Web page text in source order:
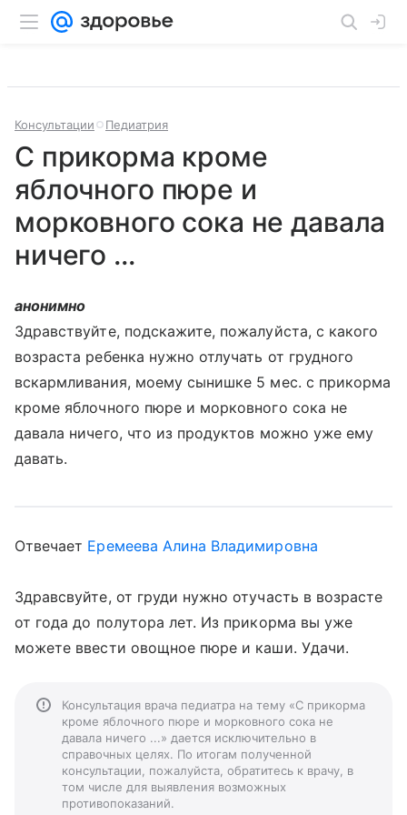
Консультации Педиатрия
С прикорма кроме
яблочного пюре и
морковного сока не давала
ничего ...
анонимно
Здравствуйте, подскажите, пожалуйста, с какого
возраста ребенка нужно отлучать от грудного
вскармливания, моему сынишке 5 мес. с прикорма
кроме яблочного пюре и морковного сока не
давала ничего, что из продуктов можно уже ему
давать.
Отвечает Еремеева Алина Владимировна
Здравсвуйте, от груди нужно отучасть в возрасте
от года до полутора лет. Из прикорма вы уже
можете ввести овощное пюре и каши. Удачи.
Консультация врача педиатра на тему «С прикорма
кроме яблочного пюре и морковного сока не
давала ничего ...» дается исключительно в
справочных целях. По итогам полученной
консультации, пожалуйста, обратитесь к врачу, в
том числе для выявления возможных
противопоказаний.